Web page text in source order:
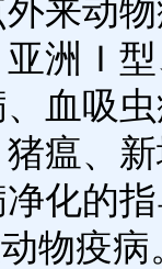
来动
洲Ｉ
血吸
瘟、
化的
物疫病